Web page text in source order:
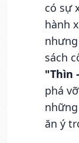
có sự
hành
sách
"Thìn
phá
ăn ý